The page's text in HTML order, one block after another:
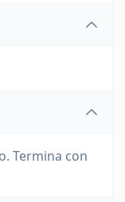
Termina con